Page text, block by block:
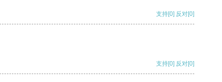
支持[0] 反对[0]
支持[0] 反对[0]